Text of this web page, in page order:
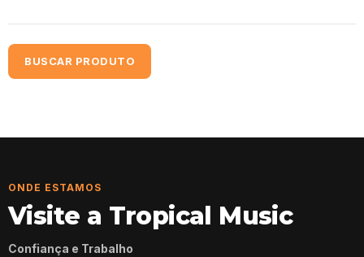
BUSCAR PRODUTO
ONDE ESTAMOS
Visite a Tropical Music
Confiança e Trabalho